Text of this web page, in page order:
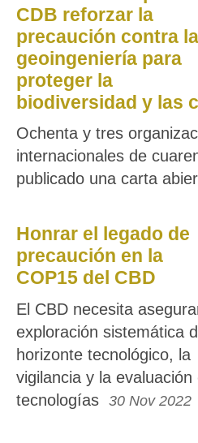
CDB reforzar la
precaución contra la
geoingeniería para
proteger la
biodiversidad y las
Ochenta y tres
internacionales de
publicado una carta
Honrar el legado de
precaución en la
COP15 del CBD
El CBD necesita
exploración sistemática
horizonte tecnológico, la
vigilancia y la evaluación
tecnologías 30 Nov 2022